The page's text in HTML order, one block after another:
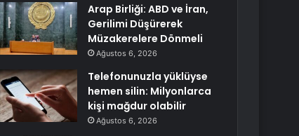
Arap Birliği: ABD ve İran,
Gerilimi Düşürerek
Müzakerelere Dönmeli
Ağustos 6, 2026
Telefonunuzla yüklüyse
hemen silin: Milyonlarca
kişi mağdur olabilir
Ağustos 6, 2026